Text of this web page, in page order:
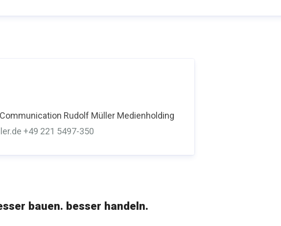
Rudolf Müller Medienholding
+49 221 5497-350
bauen. besser handeln.